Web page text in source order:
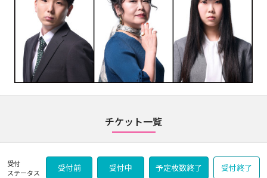
チケット一覧
受付
ステータス
受付前 受付中 予定枚数終了 受付終了